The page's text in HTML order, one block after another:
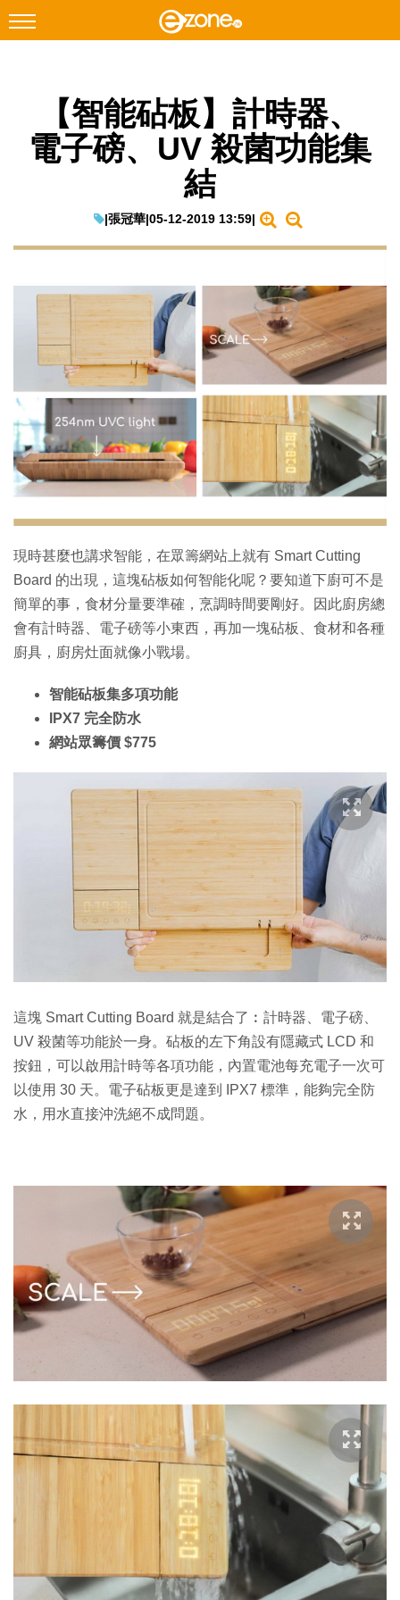
Facebook Instagram
科技焦點
教學評測
EduTech
IT Times
生成式AI與雲端應用
Enterprise Digital Transformation
特集
【智能砧板】計時器、
電子磅、UV 殺菌功能集
結
|張冠華|05-12-2019 13:59|
現時甚麼也講求智能，在眾籌網站上就有 Smart Cutting
Board 的出現，這塊砧板如何智能化呢？要知道下廚可不是
簡單的事，食材分量要準確，烹調時間要剛好。因此廚房總
會有計時器、電子磅等小東西，再加一塊砧板、食材和各種
廚具，廚房灶面就像小戰場。
智能砧板集多項功能
IPX7 完全防水
網站眾籌價 $775
這塊 Smart Cutting Board 就是結合了︰計時器、電子磅、
UV 殺菌等功能於一身。砧板的左下角設有隱藏式 LCD 和
按鈕，可以啟用計時等各項功能，內置電池每充電子一次可
以使用 30 天。電子砧板更是達到 IPX7 標準，能夠完全防
水，用水直接沖洗絕不成問題。